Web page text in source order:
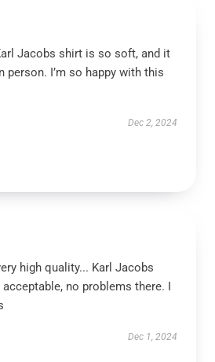
Jacobs shirt is so soft, and it
person. I’m so happy with this
Dec 2, 2024
high quality... Karl Jacobs
no problems there. I
Dec 1, 2024